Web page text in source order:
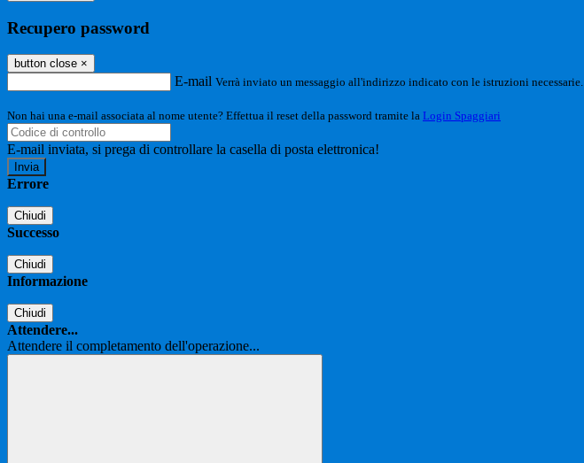
Recupero password
button close ×
E-mail Verrà inviato un messaggio all'indirizzo indicato con le istruzioni necessarie.
Non hai una e-mail associata al nome utente? Effettua il reset della password tramite la Login Spaggiari
E-mail inviata, si prega di controllare la casella di posta elettronica!
Errore
Chiudi
Successo
Chiudi
Informazione
Chiudi
Attendere...
Attendere il completamento dell'operazione...